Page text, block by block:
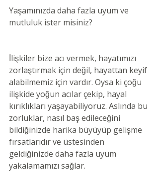
Yaşamınızda daha fazla uyum ve
mutluluk ister misiniz?
İlişkiler bize acı vermek, hayatımızı
zorlaştırmak için değil, hayattan keyif
alabilmemiz için vardır. Oysa ki çoğu
ilişkide yoğun acılar çekip, hayal
kırıklıkları yaşayabiliyoruz. Aslında bu
zorluklar, nasıl baş edileceğini
bildiğinizde harika büyüyüp gelişme
fırsatlarıdır ve üstesinden
geldiğinizde daha fazla uyum
yakalamamızı sağlar.